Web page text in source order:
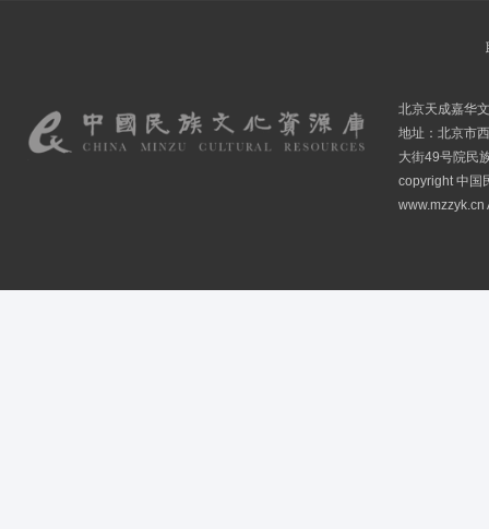
北京天成嘉华
地址：北京市
大街49号院民
copyright 中国